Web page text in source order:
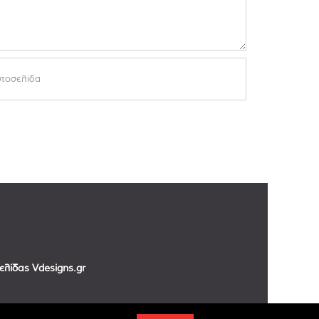
Vdesigns.gr